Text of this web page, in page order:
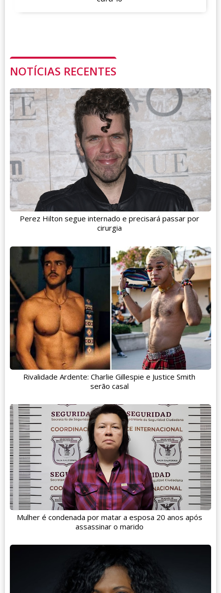
NOTÍCIAS RECENTES
Perez Hilton segue internado e precisará passar por
cirurgia
Rivalidade Ardente: Charlie Gillespie e Justice Smith
serão casal
Mulher é condenada por matar a esposa 20 anos após
assassinar o marido